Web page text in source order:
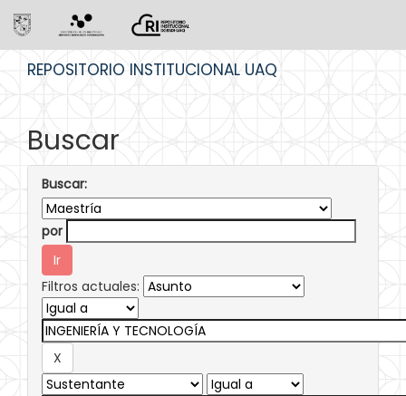
REPOSITORIO INSTITUCIONAL UAQ
Buscar
Buscar:
por
Filtros actuales: